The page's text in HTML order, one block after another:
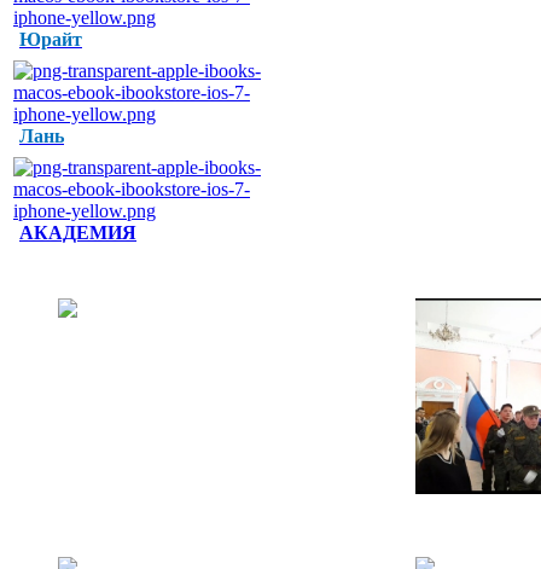
Юрайт
Лань
АКАДЕМИЯ